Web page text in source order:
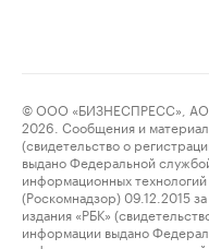
© ООО «БИЗНЕСПРЕСС»,
2026. Сообщения и
(свидетельство о
выдано Федеральной
информационных
(Роскомнадзор) 09.12.2015
издания «РБК»
информации выдано